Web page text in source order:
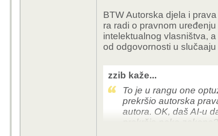
BTW Autorska djela i
ra radi o pravnom
intelektualnog vlasništva,
od odgovornosti u
zzib kaže...
To je u rangu one
prekršio autorska
autora. OK, daš AI-u
prekršio neke